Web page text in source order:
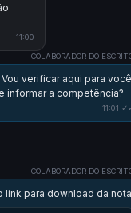
11:00
COLABORADOR DO
verificar aqui para
informar a competência?
11:01
COLABORADOR DO
link para download da